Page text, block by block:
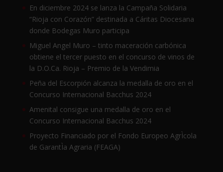
En diciembre 2024 se lanza la Campaña Solidaria
“Rioja con Corazón” destinada a Cáritas Diocesana
donde Bodegas Muro participa
Miguel Angel Muro – tinto maceración carbónica
obtiene el tercer puesto en el concurso de vinos de
la D.O.Ca. Rioja – Premio de la Vendimia
Peña del Escorpión alcanza la medalla de oro en el
Concurso Internacional Bacchus 2024
Amenital consigue una medalla de oro en el
Concurso Internacional Bacchus 2024
Proyecto Financiado por el Fondo Europeo AgrÌcola
de GarantÌa Agraria (FEAGA)